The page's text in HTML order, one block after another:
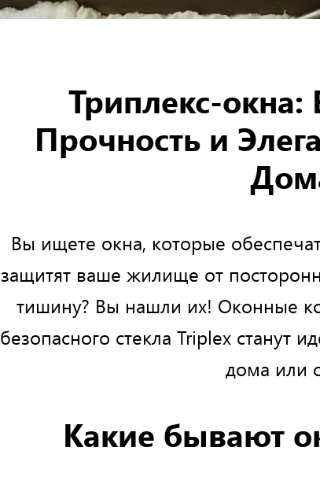
Триплекс-окна:
Прочность и
Вы ищете окна, которые
защитят ваше жилище от
тишину? Вы нашли их! Оконные
безопасного стекла Triplex станут
дома или
Какие бывают